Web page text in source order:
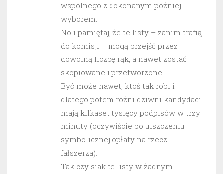
wspólnego z dokonanym później
wyborem.
No i pamiętaj, że te listy – zanim trafią
do komisji – mogą przejść przez
dowolną liczbę rąk, a nawet zostać
skopiowane i przetworzone.
Być może nawet, ktoś tak robi i
dlatego potem różni dziwni kandydaci
mają kilkaset tysięcy podpisów w trzy
minuty (oczywiście po uiszczeniu
symbolicznej opłaty na rzecz
fałszerza).
Tak czy siak te listy w żadnym